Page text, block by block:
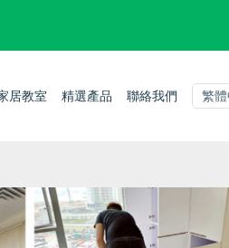
居教室 精選產品 聯絡我們 繁